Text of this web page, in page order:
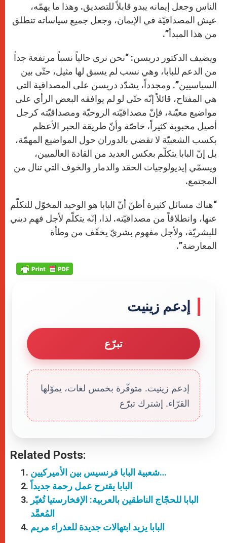
الناس وجعل إيمانه يبدو قابلاً للتصديق. وهذا ما يهمّه،
عيش المصداقيّة في الإيمان، وجعل جميع سياساته تنطلق
من هذا المبدأ”.
ويضيف الدكتور دريسن: “نحن نرى حالياً نسباً مرتفعة جداً
من الدعم للبابا، وهي نسب لم يسبق لها مثيل، حتّى بين
السياسيين”. ومجدداً، يشدّد دريسن على المصداقية التي
هي المفتاح، قائلاً إنّه حتّى لو لم يوافقه البعض الرأي على
مواضيع معيّنة، فإنّ مصداقيّته الروحيّة ومصداقيّته كرجل
أصيل محبوبة كثيراً، خاصّة وأنّ طريقة الحبر الأعظم
بكسب الشعبيّة لا تقضي بالدوران حول المواضيع المهمّة،
بل إنّ البابا يتكلّم بعكس العديد من القادة العالميين،
ويسمّي إيديولوجيات الحقد والدمار والخوف التي تنال من
المجتمع.
“هناك مسائل كثيرة أظنّ أنّ البابا هو الوحيد المخوّل للتكلّم
عنها، وانطلاقاً من مصداقيّته. لذا، إنّه يتكلّم لأجل فهم ديني
للبشريّة، ولأجل مفهوم بشريّ يخفّف من وطأة
المعارضة”.
إدعم زينيت
تبرّع
إدعم زينيت. متوفّرة بخمس لغات، يموّلها
القرّاء. إشترك تبرّع
Related Posts:
شعبية البابا فرنسيس بين الأميركيين…
البابا يقترح عمل رحمة جديداً
البابا للحجّاج الناطقين بالعربية: الإفخارستيا تُغيّر
المُعمَّد
البابا يزيد ابتهالات جديدة للعذراء مريم